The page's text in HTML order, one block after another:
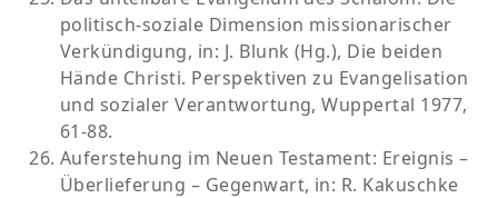
politisch-soziale Dimension missionarischer
Verkündigung, in: J. Blunk (Hg.), Die beiden
Hände Christi. Perspektiven zu Evangelisation
und sozialer Verantwortung, Wuppertal 1977,
61-88.
Auferstehung im Neuen Testament: Ereignis –
Überlieferung – Gegenwart, in: R. Kakuschke